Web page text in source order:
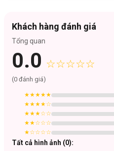
Hỗ trợ dưỡng da, cấp ẩm
Dịu nhẹ không gây khô da
Thành phần chi tiết:
Aqua, Chamomilla Recutita
Melaleuca Alternifolia Leaf Oil
Fruit/Leaf Extract (Việt Quất),
Khách hàng đánh giá
Tổng quan
0.0 ☆☆☆☆☆
(0 đánh giá)
★★★★★
★★★★☆
★★★☆☆
★★☆☆☆
★☆☆☆☆
Tất cả hình ảnh (0):